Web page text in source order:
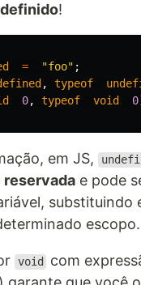
!
= "foo" ;
, typeof
0, typeof void 0
em JS,
e pode
substituindo
escopo.
void
com